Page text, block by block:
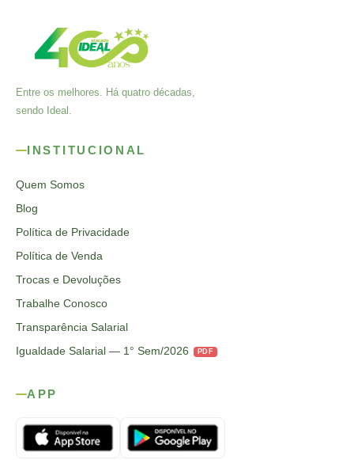
Entre os melhores. Há quatro décadas,
sendo Ideal.
INSTITUCIONAL
Quem Somos
Blog
Política de Privacidade
Política de Venda
Trocas e Devoluções
Trabalhe Conosco
Transparência Salarial
Igualdade Salarial — 1° Sem/2026
PDF
APP